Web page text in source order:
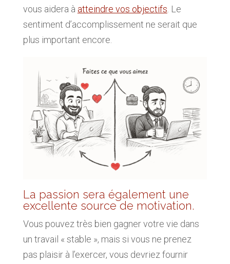
vous aidera à atteindre vos objectifs. Le
sentiment d’accomplissement ne serait que
plus important encore.
La passion sera également une
excellente source de motivation.
Vous pouvez très bien gagner votre vie dans
un travail « stable », mais si vous ne prenez
pas plaisir à l’exercer, vous devriez fournir